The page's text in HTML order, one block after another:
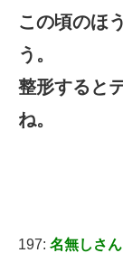
この頃のほ
う。
整形すると
ね。
197: 名無しさ